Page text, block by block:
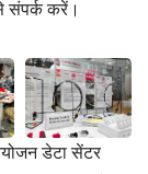
संपर्क करें।
डेटा सेंटर